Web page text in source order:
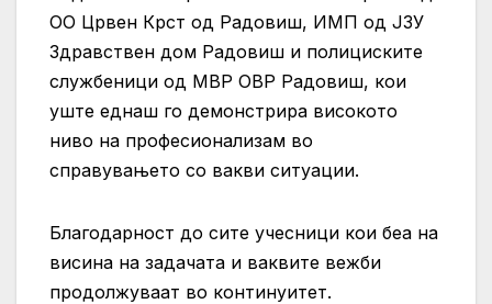
ОО Црвен Крст од Радовиш, ИМП од ЈЗУ
Здравствен дом Радовиш и полициските
службеници од МВР ОВР Радовиш, кои
уште еднаш го демонстрира високото
ниво на професионализам во
справувањето со вакви ситуации.
Благодарност до сите учесници кои беа на
висина на задачата и ваквите вежби
продолжуваат во континуитет.